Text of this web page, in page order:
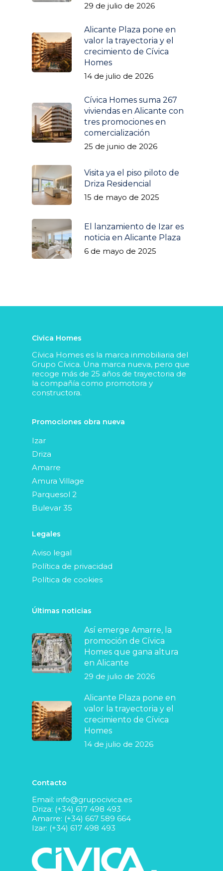
29 de julio de 2026
Alicante Plaza pone en
valor la trayectoria y el
crecimiento de Cívica
Homes
14 de julio de 2026
Cívica Homes suma 267
viviendas en Alicante con
tres promociones en
comercialización
25 de junio de 2026
Visita ya el piso piloto de
Driza Residencial
15 de mayo de 2025
El lanzamiento de Izar es
noticia en Alicante Plaza
6 de mayo de 2025
Civica Homes
Cívica Homes es la marca inmobiliaria del
Grupo Cívica. Una marca nueva, pero que
recoge más de 25 años de trayectoria de
la compañía como promotora y
constructora.
Promociones obra nueva
Izar
Driza
Amarre
Amura Village
Parquesol 2
Bulevar 35
Legales
Aviso legal
Política de privacidad
Política de cookies
Últimas noticias
Así emerge Amarre, la
promoción de Cívica
Homes que gana altura
en Alicante
29 de julio de 2026
Alicante Plaza pone en
valor la trayectoria y el
crecimiento de Cívica
Homes
14 de julio de 2026
Contacto
Email: info@grupocivica.es
Driza: (+34) 617 498 493
Amarre: (+34) 667 589 664
Izar: (+34) 617 498 493
Promociones
Izar
Driza Residencial
Amarre
Amura Village
Bulevar 35
Quiénes somos
Noticias
Contacto
info@grupocivica.es